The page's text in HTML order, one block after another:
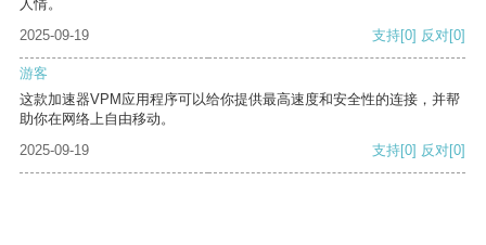
人情。
2025-09-19
支持[0] 反对[0]
游客
这款加速器VPM应用程序可以给你提供最高速度和安全性的连接，并帮
助你在网络上自由移动。
2025-09-19
支持[0] 反对[0]